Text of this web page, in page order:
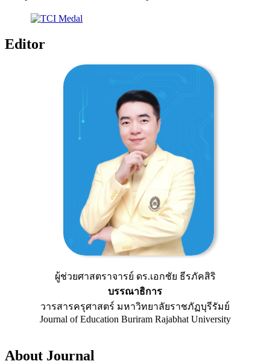
Editor
ผู้ช่วยศาสตราจารย์ ดร.เอกชัย ธีรภัคสิริ
บรรณาธิการ
วารสารครุศาสตร์ มหาวิทยาลัยราชภัฏบุรีรัมย์
Journal of Education Buriram Rajabhat University
About Journal